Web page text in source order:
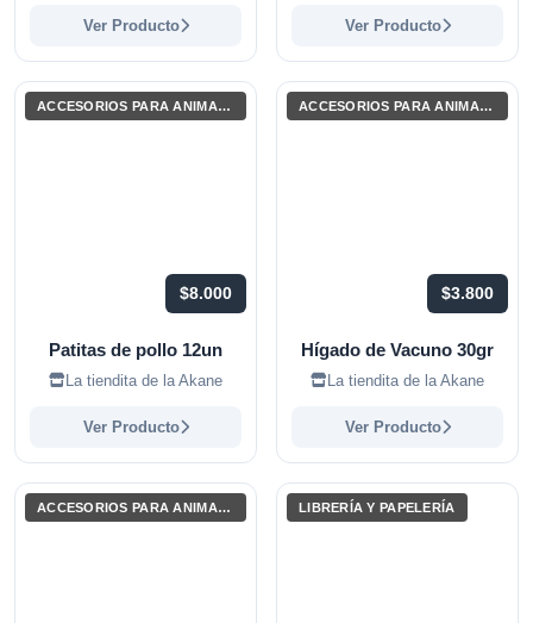
Ver Producto Ver Producto
ACCESORIOS PARA ANIMALES Y MASCOTAS
$8.000
Patitas de pollo 12un
La tiendita de la Akane
Ver Producto
ACCESORIOS PARA ANIMALES Y MASCOTAS
$3.800
Hígado de Vacuno 30gr
La tiendita de la Akane
Ver Producto
ACCESORIOS PARA ANIMALES Y MASCOTAS LIBRERÍA Y PAPELERÍA